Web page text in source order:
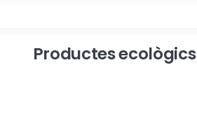
Productes ecològics